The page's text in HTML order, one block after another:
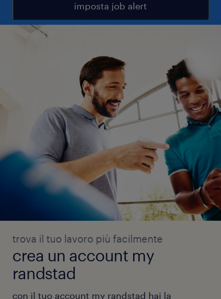
imposta job alert
trova il tuo lavoro più facilmente
crea un account my
randstad
con il tuo account my randstad hai la